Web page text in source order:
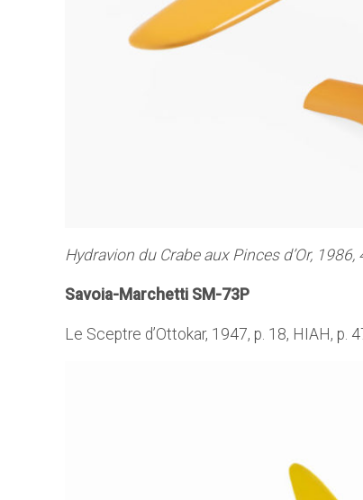
Hydravion du Crabe aux Pinces d’Or,
Savoia-Marchetti SM-73P
Le Sceptre d’Ottokar, 1947, p. 18, HIAH, p.